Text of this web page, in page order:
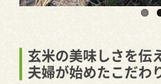
玄米の美味しさを伝
夫婦が始めたこだわ